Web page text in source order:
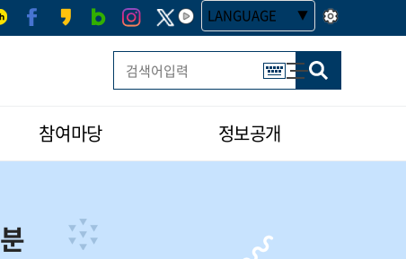
LANGUAGE
참여마당 정보공개